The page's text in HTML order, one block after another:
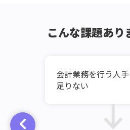
こんな課題あり
会計業務を行う人
足りない